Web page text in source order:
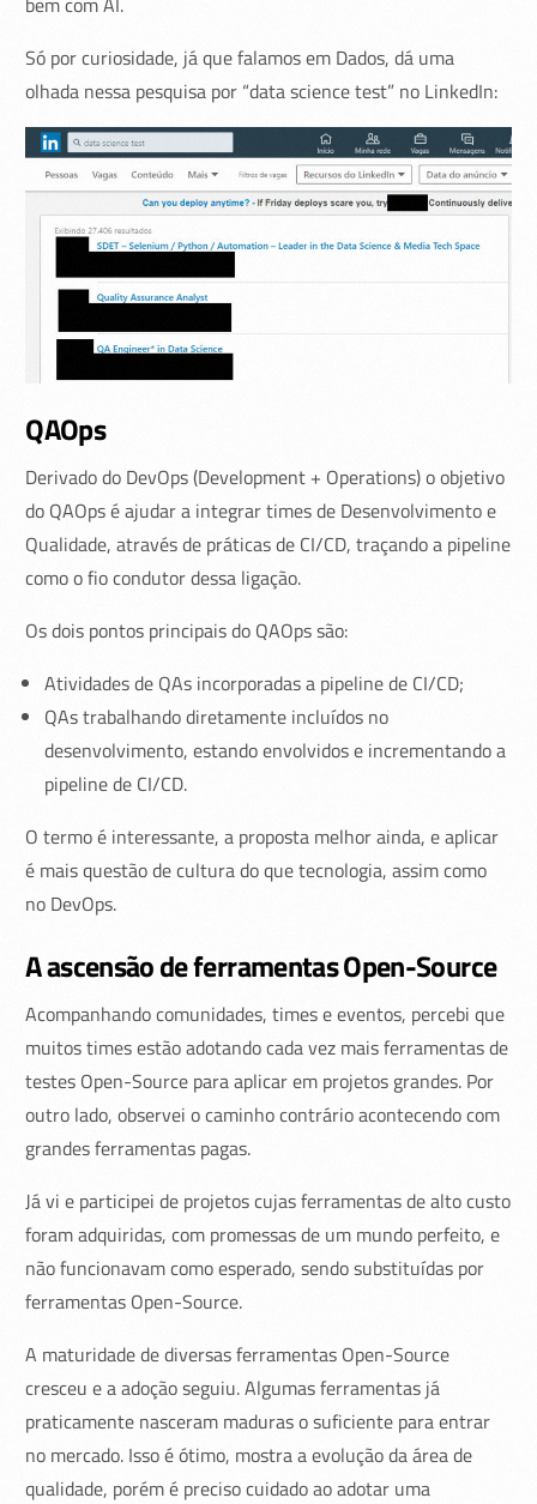
Só por curiosidade, já que falamos em Dados, dá uma
olhada nessa pesquisa por “data science test” no LinkedIn:
QAOps
Derivado do DevOps (Development + Operations) o objetivo
do QAOps é ajudar a integrar times de Desenvolvimento e
Qualidade, através de práticas de CI/CD, traçando a pipeline
como o fio condutor dessa ligação.
Os dois pontos principais do QAOps são:
Atividades de QAs incorporadas a pipeline de CI/CD;
QAs trabalhando diretamente incluídos no
desenvolvimento, estando envolvidos e incrementando a
pipeline de CI/CD.
O termo é interessante, a proposta melhor ainda, e aplicar
é mais questão de cultura do que tecnologia, assim como
no DevOps.
A ascensão de ferramentas Open-Source
Acompanhando comunidades, times e eventos, percebi que
muitos times estão adotando cada vez mais ferramentas de
testes Open-Source para aplicar em projetos grandes. Por
outro lado, observei o caminho contrário acontecendo com
grandes ferramentas pagas.
Já vi e participei de projetos cujas ferramentas de alto custo
foram adquiridas, com promessas de um mundo perfeito, e
não funcionavam como esperado, sendo substituídas por
ferramentas Open-Source.
A maturidade de diversas ferramentas Open-Source
cresceu e a adoção seguiu. Algumas ferramentas já
praticamente nasceram maduras o suficiente para entrar
no mercado. Isso é ótimo, mostra a evolução da área de
qualidade, porém é preciso cuidado ao adotar uma